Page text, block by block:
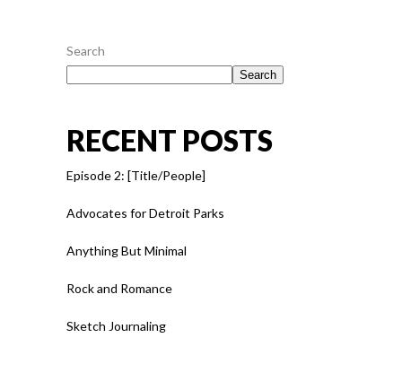
Search
Search
RECENT POSTS
Episode 2: [Title/People]
Advocates for Detroit Parks
Anything But Minimal
Rock and Romance
Sketch Journaling